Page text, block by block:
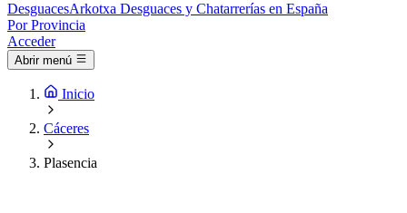
DesguacesArkotxa Desguaces y Chatarrerías en España
Por Provincia
Acceder
Abrir menú
Inicio
Cáceres
Plasencia